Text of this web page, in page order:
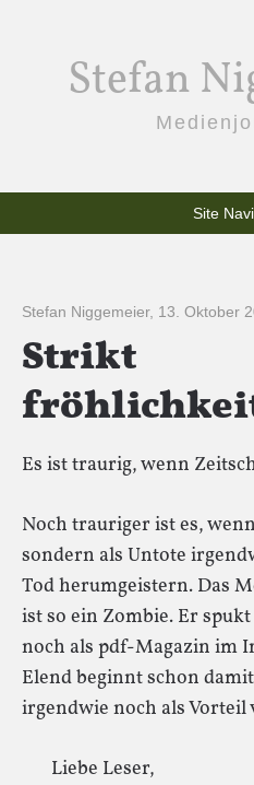
Stefan
Site
Stefan Niggemeier, 13. Oktober
Strikt
Es ist traurig, wenn
Noch trauriger ist es,
sondern als Untote
Tod herumgeistern. Das
ist so ein Zombie. Er
noch als pdf-Magazin im
Elend beginnt schon
irgendwie noch als Vorteil
Liebe Leser,